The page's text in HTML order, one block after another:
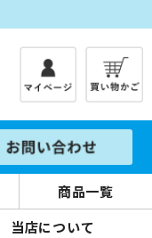
商品一覧
当店について